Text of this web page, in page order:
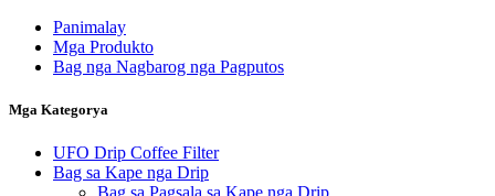
Panimalay
Mga Produkto
Bag nga Nagbarog nga Pagputos
Mga Kategorya
UFO Drip Coffee Filter
Bag sa Kape nga Drip